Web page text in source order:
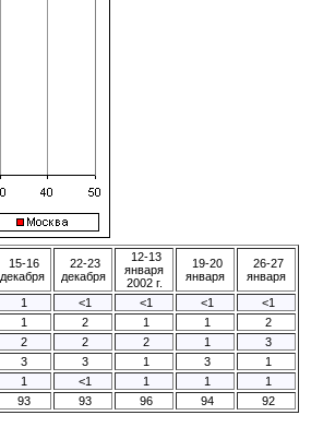
15-16
декабря
22-23
декабря
12-13
января
2002 г.
19-20
января
26-27
января
1 <1 <1 <1
<1
1 2 1 1
2
2 2 2 1
3
3 3 1 3
1
1 <1 1 1
1
93 93 96 94 92